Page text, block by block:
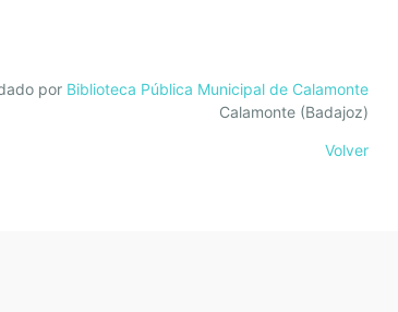
por Biblioteca Pública Municipal de Calamonte
Calamonte (Badajoz)
Volver